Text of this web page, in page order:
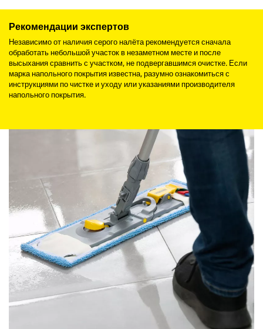
Рекомендации экспертов
Независимо от наличия серого налёта рекомендуется сначала
обработать небольшой участок в незаметном месте и после
высыхания сравнить с участком, не подвергавшимся очистке. Если
марка напольного покрытия известна, разумно ознакомиться с
инструкциями по чистке и уходу или указаниями производителя
напольного покрытия.